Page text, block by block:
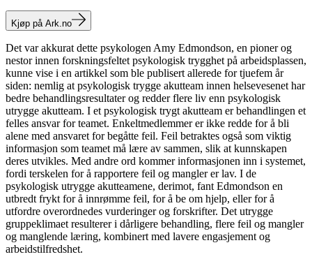
Kjøp på Ark.no
Det var akkurat dette psykologen Amy Edmondson, en pioner og
nestor innen forskningsfeltet psykologisk trygghet på arbeidsplassen,
kunne vise i en artikkel som ble publisert allerede for tjuefem år
siden: nemlig at psykologisk trygge akutteam innen helsevesenet har
bedre behandlingsresultater og redder flere liv enn psykologisk
utrygge akutteam. I et psykologisk trygt akutteam er behandlingen et
felles ansvar for teamet. Enkeltmedlemmer er ikke redde for å bli
alene med ansvaret for begåtte feil. Feil betraktes også som viktig
informasjon som teamet må lære av sammen, slik at kunnskapen
deres utvikles. Med andre ord kommer informasjonen inn i systemet,
fordi terskelen for å rapportere feil og mangler er lav. I de
psykologisk utrygge akutteamene, derimot, fant Edmondson en
utbredt frykt for å innrømme feil, for å be om hjelp, eller for å
utfordre overordnedes vurderinger og forskrifter. Det utrygge
gruppeklimaet resulterer i dårligere behandling, flere feil og mangler
og manglende læring, kombinert med lavere engasjement og
arbeidstilfredshet.